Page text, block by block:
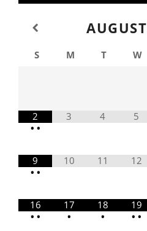
AUGUST
S M T W
2
• •
3 4 5
9
• •
10 11 12
16
• •
17
•
18
•
19
• •